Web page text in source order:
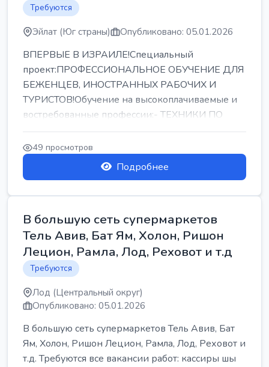
Требуются
Эйлат (Юг страны) Опубликовано: 05.01.2026
ВПЕРВЫЕ В ИЗРАИЛЕ!Специальный
проект:ПРОФЕССИОНАЛЬНОЕ ОБУЧЕНИЕ ДЛЯ
БЕЖЕНЦЕВ, ИНОСТРАННЫХ РАБОЧИХ И
ТУРИСТОВ!Обучение на высокоплачиваемые и
востребованные профессии:- ТЕХНИКИ ПО
РЕМОНТУ КОНДИЦИОНЕРОВ-...
49 просмотров
Подробнее
В большую сеть супермаркетов
Тель Авив, Бат Ям, Холон, Ришон
Лецион, Рамла, Лод, Реховот и т.д
Требуются
Лод (Центральный округ)
Опубликовано: 05.01.2026
В большую сеть супермаркетов Тель Авив, Бат
Ям, Холон, Ришон Лецион, Рамла, Лод, Реховот и
т.д. Требуются все вакансии работ: кассиры шы